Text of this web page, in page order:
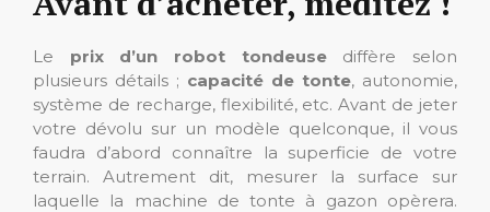
Le prix d’un robot tondeusediffère selon
plusieurs détails ; capacité de tonte, autonomie,
système de recharge, flexibilité, etc. Avant de jeter
votre dévolu sur un modèle quelconque, il vous
faudra d’abord connaître la superficie de votre
terrain. Autrement dit, mesurer la surface sur
laquelle la machine de tonte à gazon opèrera.